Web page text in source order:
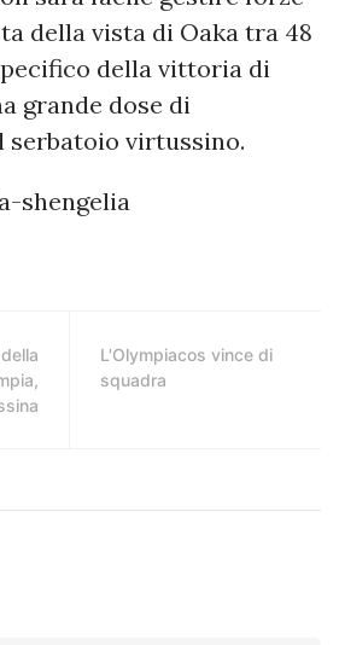
della vista di Oaka tra 48
della vittoria di
grande dose di
virtussino.
L'Olympiacos vince di
squadra